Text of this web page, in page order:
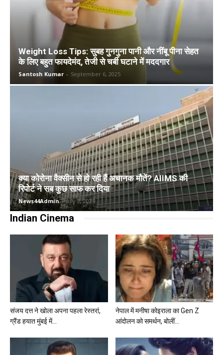
Weight Loss Tips: सुबह गुनगुना पानी और नींबू पीना सेहत
के लिए बहुत फायदेमंद, तेजी से चर्बी घटाने में मददगार
Santosh Kumar - September 6, 2025
क्या कोरोना वैक्सीन से हो रही हैं अचानक मौतें? AIIMS की
रिपोर्ट ने सब कुछ साफ कर दिया
News44Admin - July 2, 2025
Indian Cinema
संजय दत्त ने खोला अपना पहला रेस्तरां,
ग्रैंड हयात मुंबई में...
नेपाल में मनीषा कोइराला का Gen Z
आंदोलन को समर्थन, बोलीं...